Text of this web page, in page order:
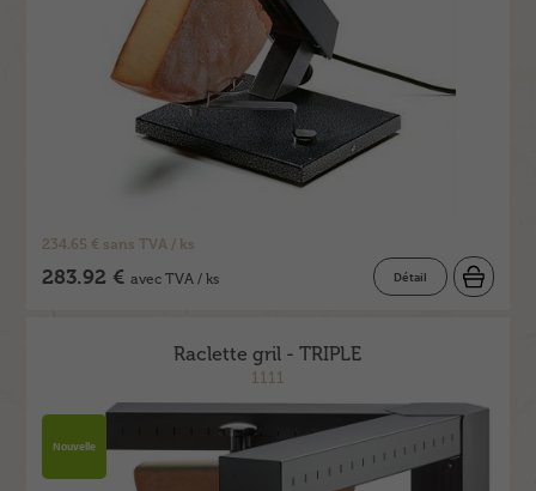
234.65 € sans TVA / ks
283.92 €avec TVA / ks Détail
Raclette gril - TRIPLE
1111
Nouvelle